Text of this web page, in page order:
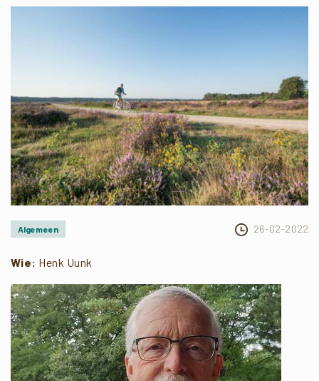
Algemeen 26-02-2022
Wie: Henk Uunk